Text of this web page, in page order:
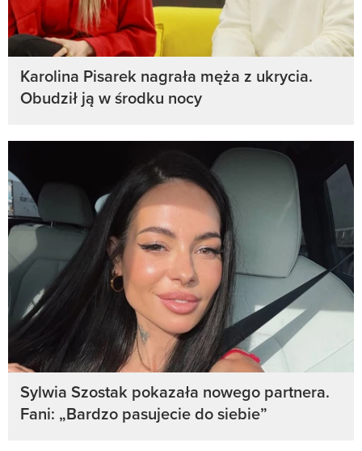
Karolina Pisarek nagrała męża z ukrycia.
Obudził ją w środku nocy
Sylwia Szostak pokazała nowego partnera.
Fani: „Bardzo pasujecie do siebie”